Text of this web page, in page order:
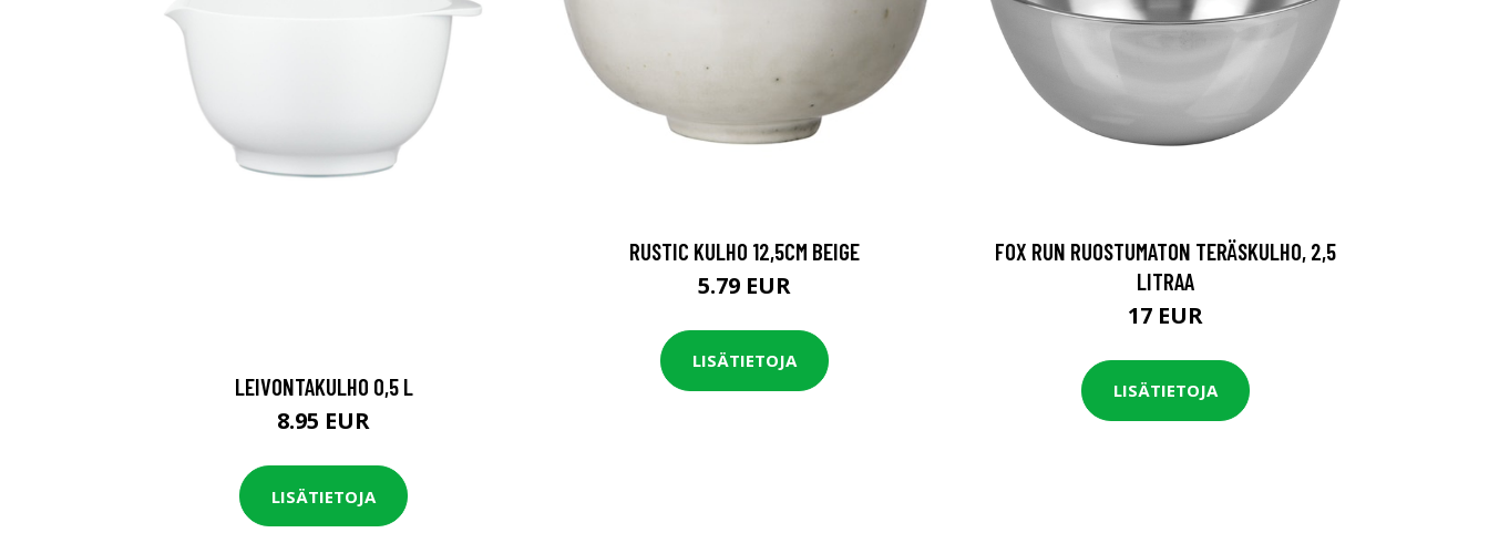
LEIVONTAKULHO 0,5 L
8.95 EUR
LISÄTIETOJA
RUSTIC KULHO 12,5CM BEIGE
5.79 EUR
LISÄTIETOJA
FOX RUN RUOSTUMATON TERÄSKULHO, 2,5
LITRAA
17 EUR
LISÄTIETOJA